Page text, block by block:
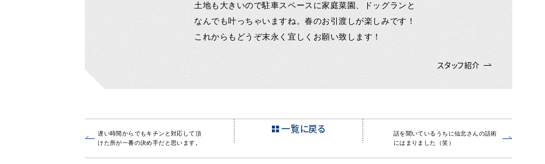
土地も大きいので駐車スペースに家庭菜園、ドッグランと
なんでも叶っちゃいますね。春のお引渡しが楽しみです！
これからもどうぞ末永く宜しくお願い致します！
スタッフ紹介
遅い時間からでもキチンと対応して頂
けた所が一番の決め手だと思います。
話を聞いているうちに仙北さんの話術
にはまりました（笑）
一覧に戻る